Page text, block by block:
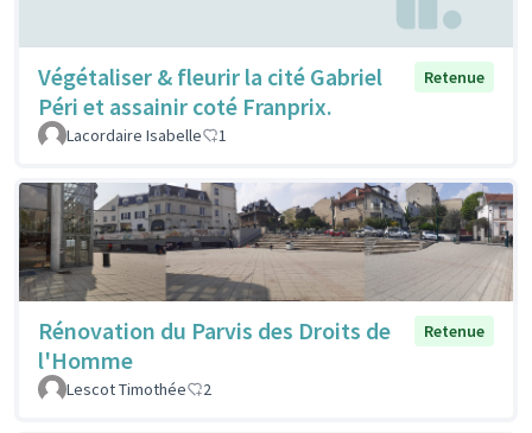
Végétaliser & fleurir la cité Gabriel
Péri et assainir coté Franprix.
Retenue
Lacordaire Isabelle 1
Rénovation du Parvis des Droits de
l'Homme
Retenue
Lescot Timothée 2